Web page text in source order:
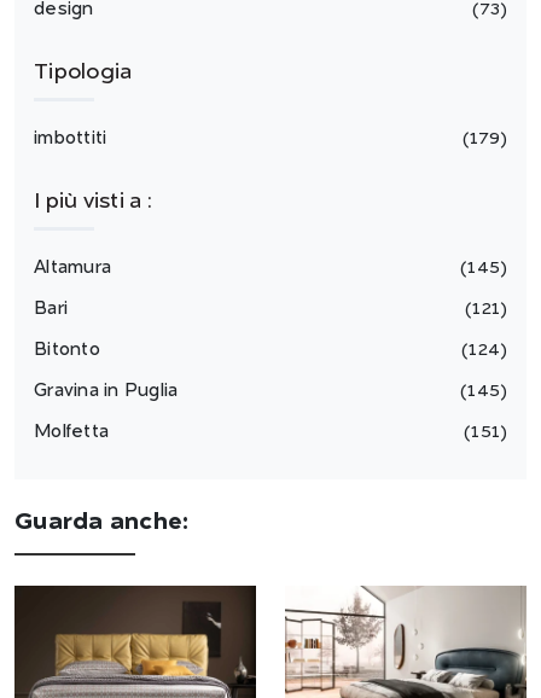
design 73
Tipologia
imbottiti 179
I più visti a :
Altamura 145
Bari 121
Bitonto 124
Gravina in Puglia 145
Molfetta 151
Guarda anche: